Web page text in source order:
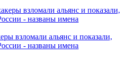
взломали альянс и показали,
- названы имена